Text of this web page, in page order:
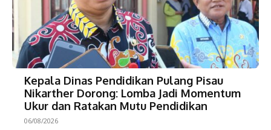
Kepala Dinas Pendidikan Pulang Pisau
Nikarther Dorong: Lomba Jadi Momentum
Ukur dan Ratakan Mutu Pendidikan
06/08/2026